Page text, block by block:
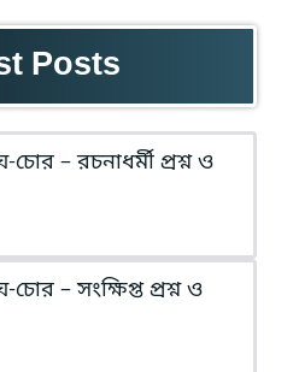
Posts
চোর – রচনাধর্মী প্রশ্ন ও
চোর – সংক্ষিপ্ত প্রশ্ন ও